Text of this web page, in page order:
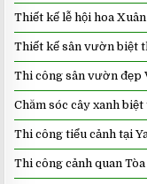
Thiết kế lễ hội hoa
Thiết kế sân vườn biệt
Thi công sân vườn
Chăm sóc cây xanh
Thi công tiểu cảnh tại
Thi công cảnh quan